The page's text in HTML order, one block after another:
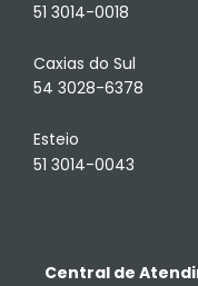
51 3014-0018
Caxias do Sul
54 3028-6378
Esteio
51 3014-0043
Central de